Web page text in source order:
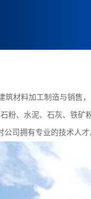
料加工制造与销售，
粉、水泥、石灰、铁
司拥有专业的技术人